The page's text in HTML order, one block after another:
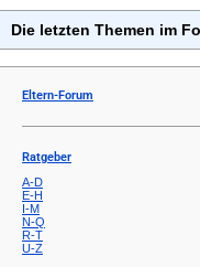
Die letzten Themen im
Eltern-Forum
Ratgeber
A-D
E-H
I-M
N-Q
R-T
U-Z